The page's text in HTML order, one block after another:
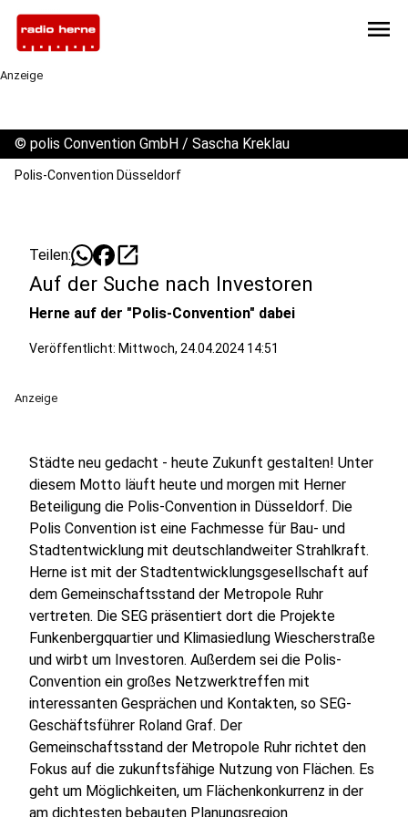
menu
Anzeige
© polis Convention GmbH / Sascha Kreklau
Polis-Convention Düsseldorf
Teilen: open_in_new
Auf der Suche nach Investoren
Herne auf der "Polis-Convention" dabei
Veröffentlicht: Mittwoch, 24.04.2024 14:51
Anzeige
Städte neu gedacht - heute Zukunft gestalten! Unter
diesem Motto läuft heute und morgen mit Herner
Beteiligung die Polis-Convention in Düsseldorf. Die
Polis Convention ist eine Fachmesse für Bau- und
Stadtentwicklung mit deutschlandweiter Strahlkraft.
Herne ist mit der Stadtentwicklungsgesellschaft auf
dem Gemeinschaftsstand der Metropole Ruhr
vertreten. Die SEG präsentiert dort die Projekte
Funkenbergquartier und Klimasiedlung Wiescherstraße
und wirbt um Investoren. Außerdem sei die Polis-
Convention ein großes Netzwerktreffen mit
interessanten Gesprächen und Kontakten, so SEG-
Geschäftsführer Roland Graf. Der
Gemeinschaftsstand der Metropole Ruhr richtet den
Fokus auf die zukunftsfähige Nutzung von Flächen. Es
geht um Möglichkeiten, um Flächenkonkurrenz in der
am dichtesten bebauten Planungsregion